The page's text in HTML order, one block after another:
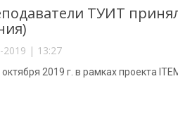
ТУИТ
2019 | 13:27
2019 г. в рамках проекта